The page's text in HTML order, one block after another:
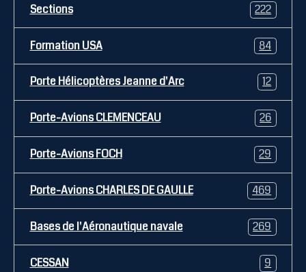
Sections 222
Formation USA 84
Porte Hélicoptères Jeanne d'Arc 12
Porte-Avions CLEMENCEAU 26
Porte-Avions FOCH 29
Porte-Avions CHARLES DE GAULLE 469
Bases de l'Aéronautique navale 269
CESSAN 9